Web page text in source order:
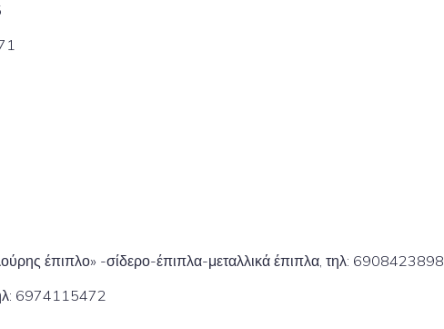
έπιπλο» -σίδερο-έπιπλα-μεταλλικά έπιπλα, τηλ: 6908423898
6974115472